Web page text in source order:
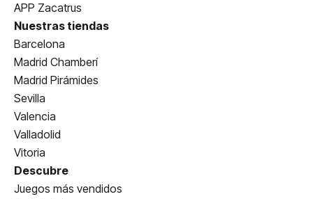
APP Zacatrus
Nuestras tiendas
Barcelona
Madrid Chamberí
Madrid Pirámides
Sevilla
Valencia
Valladolid
Vitoria
Descubre
Juegos más vendidos